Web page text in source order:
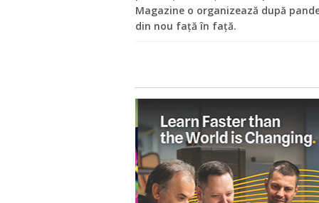
Magazine o organizează după
din nou față în față.